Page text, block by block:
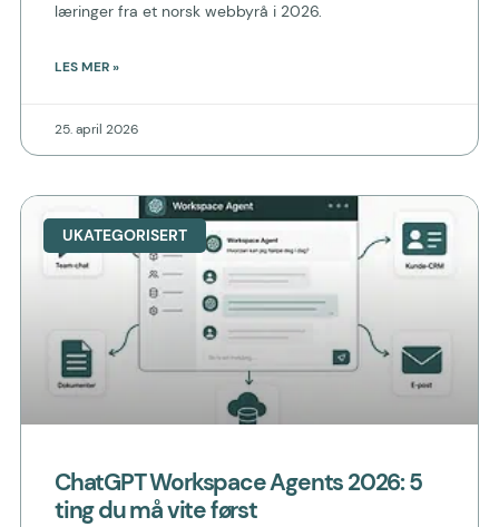
læringer fra et norsk webbyrå i 2026.
LES MER »
25. april 2026
UKATEGORISERT
ChatGPT Workspace Agents 2026: 5
ting du må vite først